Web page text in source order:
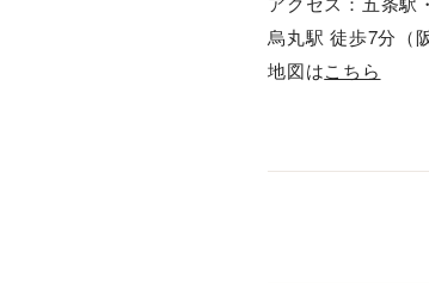
烏丸駅 徒歩7分（
地図はこちら